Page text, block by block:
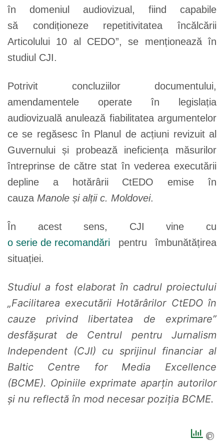
în domeniul audiovizual, fiind capabile
să condiționeze repetitivitatea încălcării
Articolului 10 al CEDO”, se menționează în
studiul CJI.
Potrivit concluziilor documentului,
amendamentele operate în legislația
audiovizuală anulează fiabilitatea argumentelor
ce se regăsesc în Planul de acțiuni revizuit al
Guvernului și probează ineficiența măsurilor
întreprinse de către stat în vederea executării
depline a hotărârii CtEDO emise în
cauza Manole și alții c. Moldovei.
În acest sens, CJI vine cu
o serie de recomandări pentru îmbunătățirea
situației.
Studiul a fost elaborat în cadrul proiectului
„Facilitarea executării Hotărârilor CtEDO în
cauze privind libertatea de exprimare”
desfășurat de Centrul pentru Jurnalism
Independent (CJI) cu sprijinul financiar al
Baltic Centre for Media Excellence
(BCME). Opiniile exprimate aparțin autorilor
și nu reflectă în mod necesar poziția BCME.